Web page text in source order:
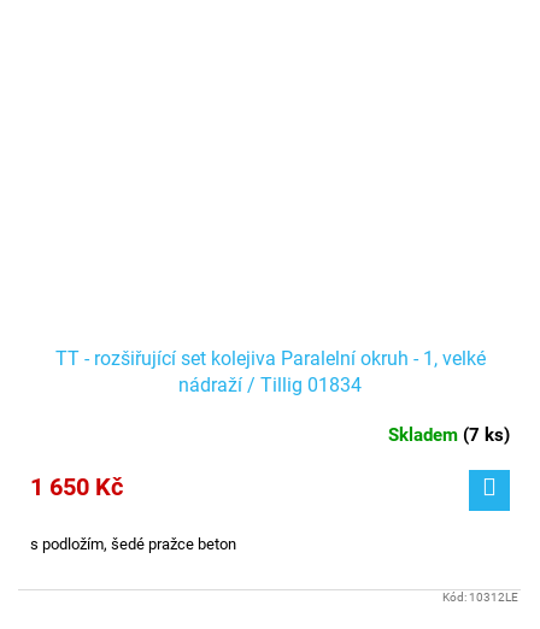
TT - rozšiřující set kolejiva Paralelní okruh - 1, velké
nádraží / Tillig 01834
Skladem (7 ks)
1 650 Kč
s podložím, šedé pražce beton
Kód: 10312LE